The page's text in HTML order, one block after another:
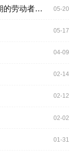
用人单位不能“随意”解雇劳动合同已到期的劳动者，那同到期后不续签有没有补偿？ 05-20
05-17
04-09
02-14
02-12
02-02
01-31